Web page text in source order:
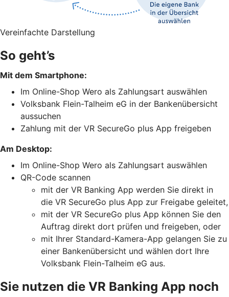
Vereinfachte Darstellung
So geht’s
Mit dem Smartphone:
Im Online-Shop Wero als Zahlungsart auswählen
Volksbank Flein-Talheim eG in der Bankenübersicht
aussuchen
Zahlung mit der VR SecureGo plus App freigeben
Am Desktop:
Im Online-Shop Wero als Zahlungsart auswählen
QR-Code scannen
mit der VR Banking App werden Sie direkt in
die VR SecureGo plus App zur Freigabe geleitet,
mit der VR SecureGo plus App können Sie den
Auftrag direkt dort prüfen und freigeben, oder
mit Ihrer Standard-Kamera-App gelangen Sie zu
einer Bankenübersicht und wählen dort Ihre
Volksbank Flein-Talheim eG aus.
Sie nutzen die VR Banking App noch